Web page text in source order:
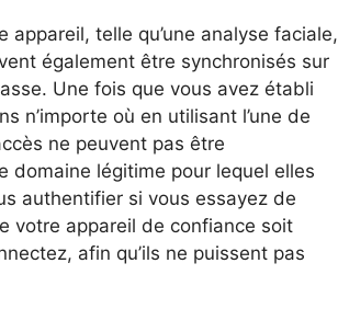
appareil, telle qu’une analyse faciale,
également être synchronisés sur
Une fois que vous avez établi
n’importe où en utilisant l’une de
ne peuvent pas être
domaine légitime pour lequel elles
authentifier si vous essayez de
votre appareil de confiance soit
afin qu’ils ne puissent pas